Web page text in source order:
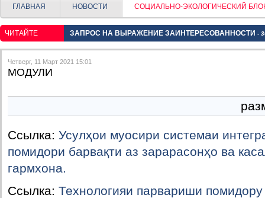
ГЛАВНАЯ НОВОСТИ СОЦИАЛЬНО-ЭКОЛОГИЧЕСКИЙ
ЧИТАЙТЕ ЗАПРОС НА ВЫРАЖЕНИЕ ЗАИНТЕРЕСОВАННОСТИ -
Четверг, 11 Март 2021 15:01
МОДУЛИ
Ссылка: Усулҳои муосири системаи
помидори барвақти аз зарарасонҳо ва
гармхона.
Ссылка: Технологияи парвариши